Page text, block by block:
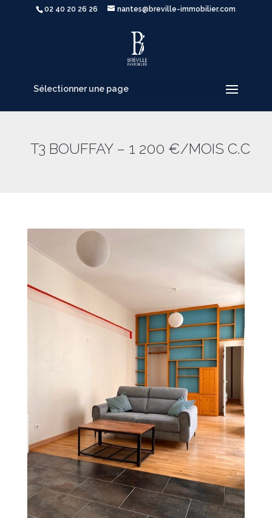
02 40 20 26 26 nantes@breville-immobilier.com
Sélectionner une page
T3 BOUFFAY – 1 200 €/MOIS C.C